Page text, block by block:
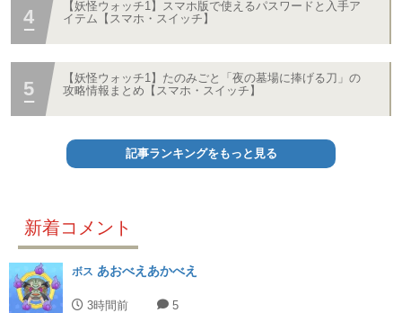
【妖怪ウォッチ1】スマホ版で使えるパスワードと入手ア
イテム【スマホ・スイッチ】
【妖怪ウォッチ1】たのみごと「夜の墓場に捧げる刀」の
攻略情報まとめ【スマホ・スイッチ】
記事ランキングをもっと見る
新着コメント
ボス あおべえあかべえ
3時間前 5